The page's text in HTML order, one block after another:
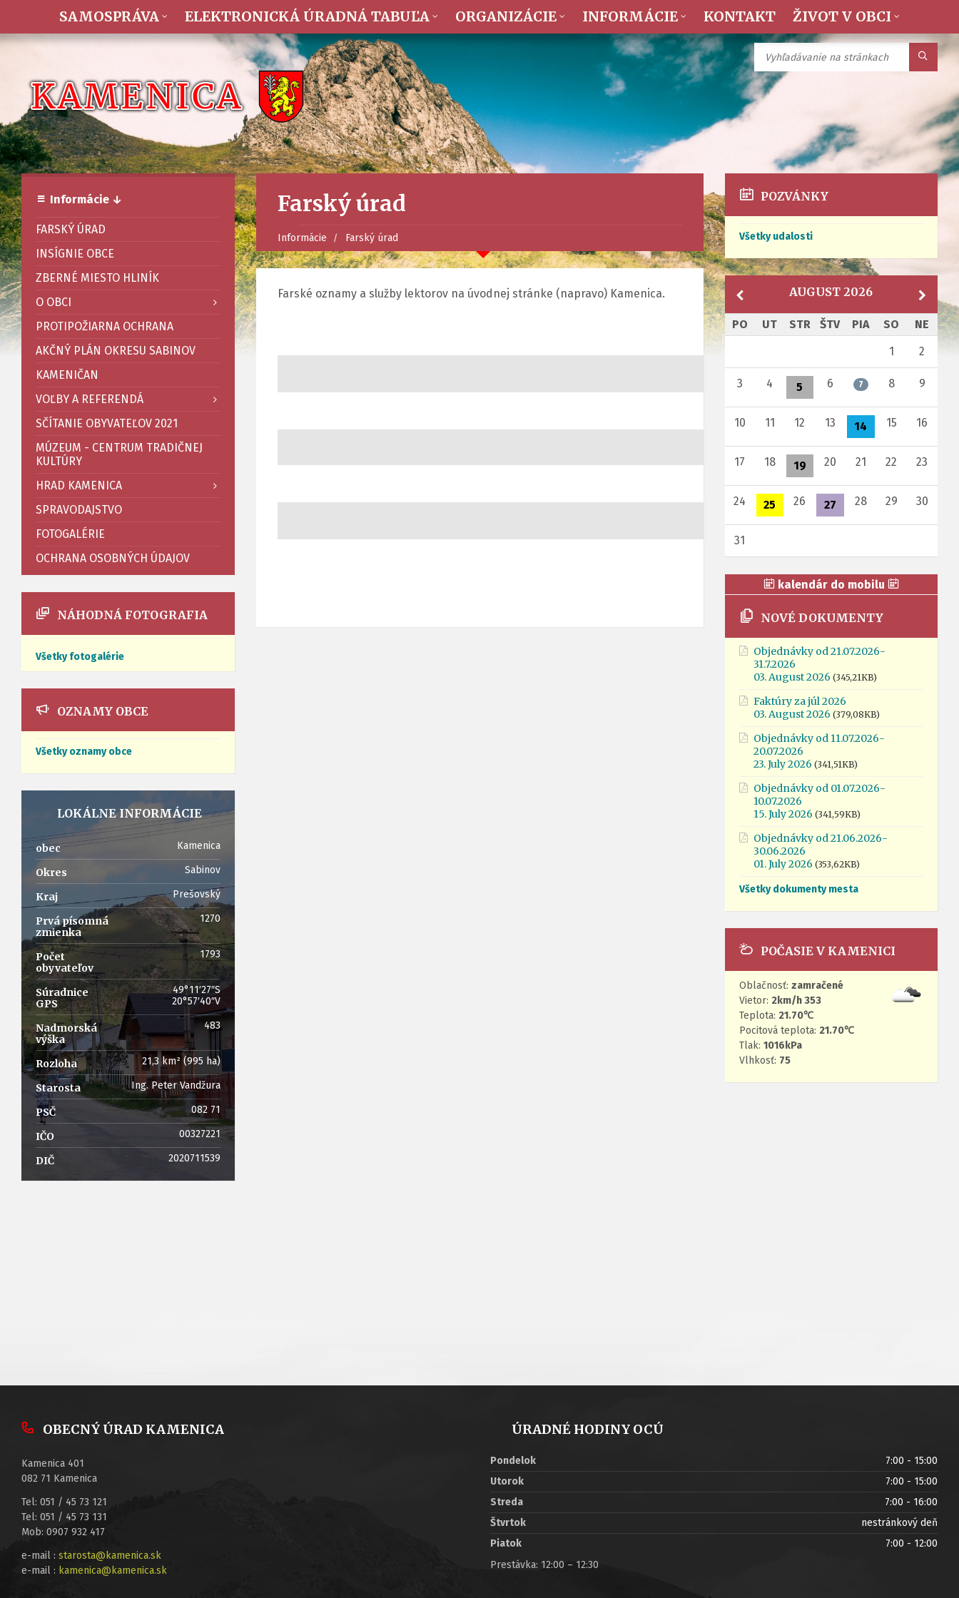
SAMOSPRÁVA ELEKTRONICKÁ ÚRADNÁ TABUĽA ORGANIZÁCIE INFORMÁCIE KONTAKT ŽIVOT V OBCI
Farský úrad
Informácie Farský úrad
Farské oznamy a služby lektorov na úvodnej stránke (napravo) Kamenica.
Informácie ↓
FARSKÝ ÚRAD
INSÍGNIE OBCE
ZBERNÉ MIESTO HLINÍK
O OBCI
PROTIPOŽIARNA OCHRANA
AKČNÝ PLÁN OKRESU SABINOV
KAMENIČAN
VOĽBY A REFERENDÁ
SČÍTANIE OBYVATEĽOV 2021
MÚZEUM - CENTRUM TRADIČNEJ
KULTÚRY
HRAD KAMENICA
SPRAVODAJSTVO
FOTOGALÉRIE
OCHRANA OSOBNÝCH ÚDAJOV
NÁHODNÁ FOTOGRAFIA
Všetky fotogalérie
OZNAMY OBCE
Všetky oznamy obce
LOKÁLNE INFORMÁCIE
obec Kamenica
Okres Sabinov
Kraj Prešovský
Prvá písomná
zmienka
1270
Počet
obyvateľov
1793
Súradnice
GPS
49°11′27″S
20°57′40″V
Nadmorská
výška
‎483
Rozloha ‎21,3 km² (995 ha)
Starosta Ing. Peter Vandžura
PSČ 082 71
IČO 00327221
DIČ 2020711539
POZVÁNKY
Všetky udalosti
AUGUST 2026
PO UT STR ŠTV PIA SO
NE
1
2
3 4 5 6 7 8 9
10 11 12 13 14 15 16
17 18 19 20 21 22 23
24 25 26 27 28 29 30
31
kalendár do mobilu
NOVÉ DOKUMENTY
Objednávky od 21.07.2026-
31.7.2026
03. August 2026 (345,21KB)
Faktúry za júl 2026
03. August 2026 (379,08KB)
Objednávky od 11.07.2026-
20.07.2026
23. July 2026 (341,51KB)
Objednávky od 01.07.2026-
10.07.2026
15. July 2026 (341,59KB)
Objednávky od 21.06.2026-
30.06.2026
01. July 2026 (353,62KB)
Všetky dokumenty mesta
POČASIE V KAMENICI
Oblačnosť: zamračené
Vietor: 2km/h 353
Teplota: 21.70℃
Pocitová teplota: 21.70℃
Tlak: 1016kPa
Vlhkosť: 75
OBECNÝ ÚRAD KAMENICA
Kamenica 401
082 71 Kamenica
Tel: 051 / 45 73 121
Tel: 051 / 45 73 131
Mob: 0907 932 417
e-mail : starosta@kamenica.sk
e-mail : kamenica@kamenica.sk
ÚRADNÉ HODINY OCÚ
Pondelok
7:00 - 15:00
Utorok
7:00 - 15:00
Streda
7:00 - 16:00
Štvrtok
nestránkový deň
Piatok
7:00 - 12:00
Prestávka: 12:00 – 12:30